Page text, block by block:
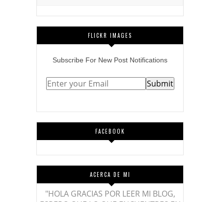
FLICKR IMAGES
Subscribe For New Post Notifications
FACEBOOK
ACERCA DE MI
"HOLA GRACIAS POR LEER MI BLOG,